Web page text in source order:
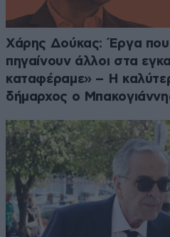
Χάρης Δούκας: Έργα που
πηγαίνουν άλλοι στα
καταφέραμε» – Η
δήμαρχος ο